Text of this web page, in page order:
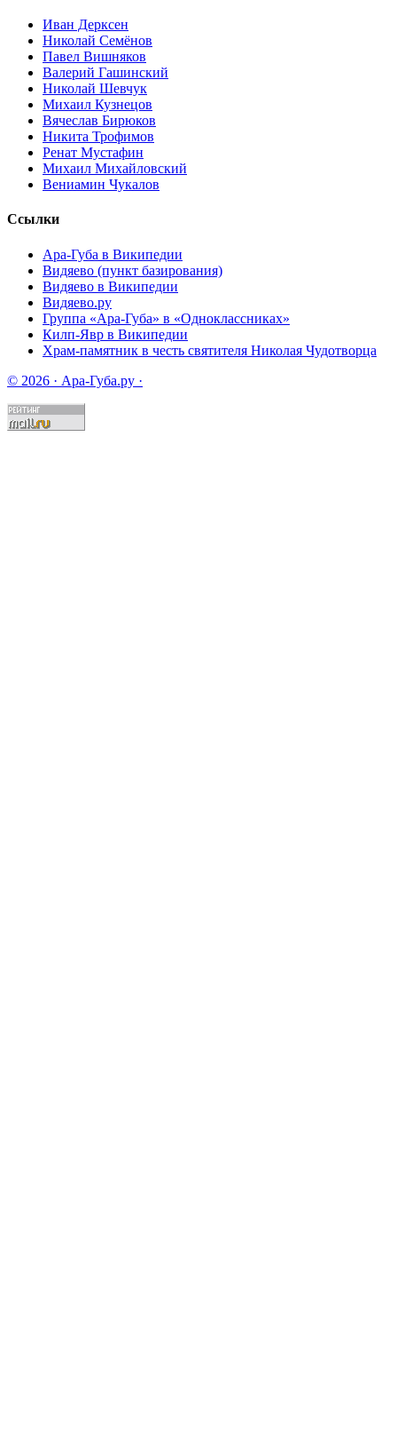
Иван Дерксен
Николай Семёнов
Павел Вишняков
Валерий Гашинский
Николай Шевчук
Михаил Кузнецов
Вячеслав Бирюков
Никита Трофимов
Ренат Мустафин
Михаил Михайловский
Вениамин Чукалов
Ссылки
Ара-Губа в Википедии
Видяево (пункт базирования)
Видяево в Википедии
Видяево.ру
Группа «Ара-Губа» в «Одноклассниках»
Килп-Явр в Википедии
Храм-памятник в честь святителя Николая Чудотворца
© 2026 · Ара-Губа.ру ·